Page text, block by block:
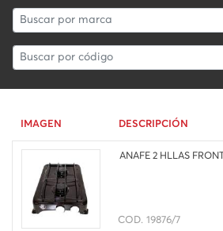
IMAGEN DESCRIPCIÓN
ANAFE 2 HLLAS
COD. 19876/7